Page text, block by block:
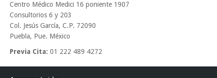
Centro Médico Medici 16 poniente 1907
Consultorios 6 y 203
Col. Jesús García, C.P. 72090
Puebla, Pue. México
Previa Cita: 01 222 489 4272